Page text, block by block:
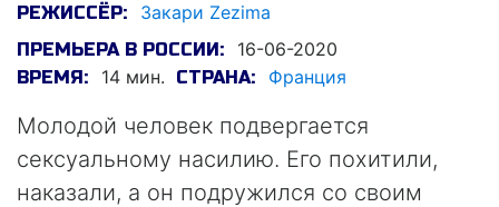
РЕЖИССЁР: Закари Zezima
ПРЕМЬЕРА В РОССИИ: 16-06-2020
ВРЕМЯ: 14 мин. СТРАНА: Франция
Молодой человек подвергается
сексуальному насилию. Его похитили,
наказали, а он подружился со своим